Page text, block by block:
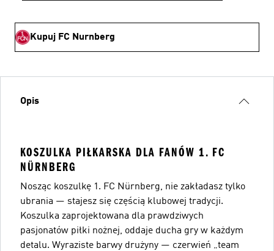
Kupuj FC Nurnberg
Opis
KOSZULKA PIŁKARSKA DLA FANÓW 1. FC
NÜRNBERG
Nosząc koszulkę 1. FC Nürnberg, nie zakładasz tylko
ubrania — stajesz się częścią klubowej tradycji.
Koszulka zaprojektowana dla prawdziwych
pasjonatów piłki nożnej, oddaje ducha gry w każdym
detalu. Wyraziste barwy drużyny — czerwień „team